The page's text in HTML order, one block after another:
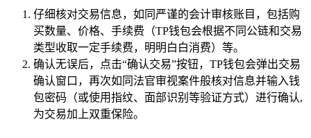
仔细核对交易信息，如同严谨的会计审核账目，包括购
买数量、价格、手续费（TP钱包会根据不同公链和交易
类型收取一定手续费，明明白白消费）等。
确认无误后，点击“确认交易”按钮，TP钱包会弹出交易
确认窗口，再次如同法官审视案件般核对信息并输入钱
包密码（或使用指纹、面部识别等验证方式）进行确认,
为交易加上双重保险。